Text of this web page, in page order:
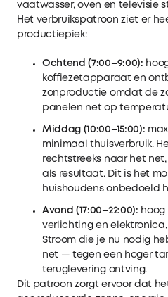
vaatwasser, oven en televisie
Het verbruikspatroon ziet er
productiepiek:
Ochtend (7:00–9:00):
koffiezetapparaat en
zonproductie omdat de
panelen net op
Middag (10:00–15:00):
minimaal thuisverbruik.
rechtstreeks naar het
als resultaat. Dit is het
huishoudens onbedoeld
Avond (17:00–22:00): hoog
verlichting en
Stroom die je nu nodig
net — tegen een hoger
teruglevering ontving.
Dit patroon zorgt ervoor dat